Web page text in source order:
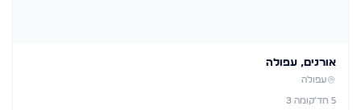
אורנים, עפולה
עפולה
5 חד׳קומה 3